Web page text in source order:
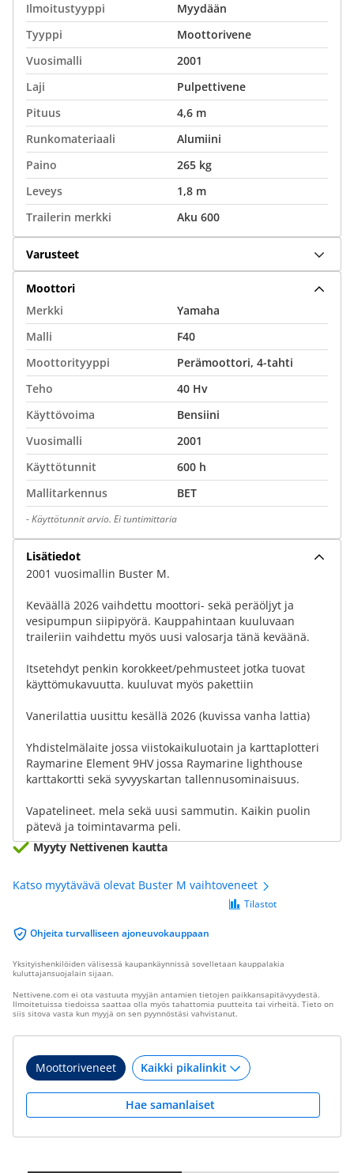
Ilmoitustyyppi
Myydään
Tyyppi
Moottorivene
Vuosimalli
2001
Laji
Pulpettivene
Pituus
4,6 m
Runkomateriaali
Alumiini
Paino
265 kg
Leveys
1,8 m
Trailerin merkki
Aku 600
Varusteet
Moottori
Merkki
Yamaha
Malli
F40
Moottorityyppi
Perämoottori, 4-tahti
Teho
40 Hv
Käyttövoima
Bensiini
Vuosimalli
2001
Käyttötunnit
600 h
Mallitarkennus
BET
-Käyttötunnit arvio. Ei tuntimittaria
Lisätiedot
2001 vuosimallin Buster M.
Keväällä 2026 vaihdettu moottori- sekä peräöljyt ja
vesipumpun siipipyörä. Kauppahintaan kuuluvaan
traileriin vaihdettu myös uusi valosarja tänä keväänä.
Itsetehdyt penkin korokkeet/pehmusteet jotka tuovat
käyttömukavuutta. kuuluvat myös pakettiin
Vanerilattia uusittu kesällä 2026 (kuvissa vanha lattia)
Yhdistelmälaite jossa viistokaikuluotain ja karttaplotteri
Raymarine Element 9HV jossa Raymarine lighthouse
karttakortti sekä syvyyskartan tallennusominaisuus.
Vapatelineet. mela sekä uusi sammutin. Kaikin puolin
pätevä ja toimintavarma peli.
Myyty Nettivenen kautta
Katso myytävävä olevat Buster M vaihtoveneet
Ohjeita turvalliseen ajoneuvokauppaan
Tilastot
Yksityishenkilöiden välisessä kaupankäynnissä sovelletaan kauppalakia
kuluttajansuojalain sijaan.
Nettivene.com ei ota vastuuta myyjän antamien tietojen paikkansapitävyydestä.
Ilmoitetuissa tiedoissa saattaa olla myös tahattomia puutteita tai virheitä. Tieto on
siis sitova vasta kun myyjä on sen pyynnöstäsi vahvistanut.
Moottoriveneet
Hae samanlaiset